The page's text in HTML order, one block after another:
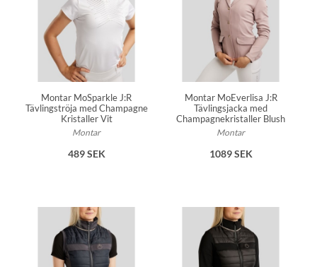
Klassiskt diamantmönster
Andningsbart nät baktill
Broderad Montar-logotyp
Maskintvättbar och formbevarande
Material: 100 % polyester
Montar MoSparkle J:R
Tävlingströja med Champagne
Kristaller Vit
Montar
489 SEK
Montar MoEverlisa J:R
Tävlingsjacka med
Champagnekristaller Blush
Montar
1089 SEK